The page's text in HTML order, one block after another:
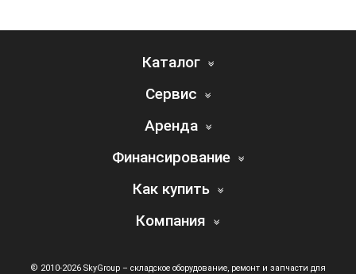
Каталог
Сервис
Аренда
Финансирование
Как купить
Компания
© 2010-2026 SkyGroup – складское оборудование, ремонт и запчасти для